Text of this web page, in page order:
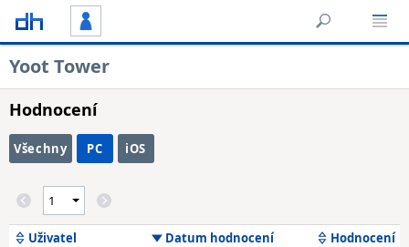
Yoot Tower
Hodnocení
Všechny PC iOS
Uživatel Datum hodnocení
Hodnocení